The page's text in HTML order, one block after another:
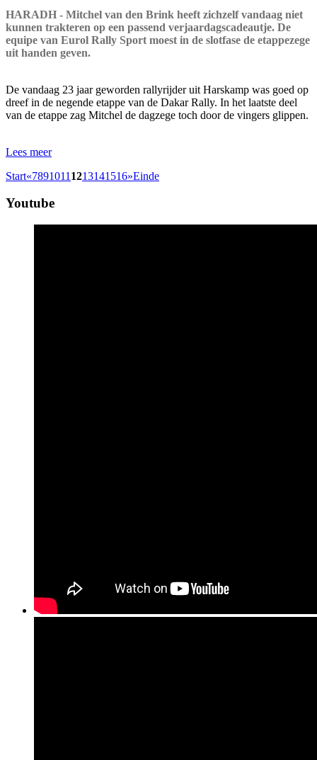
HARADH - Mitchel van den Brink heeft zichzelf vandaag niet
kunnen trakteren op een passend verjaardagscadeautje. De
equipe van Eurol Rally Sport moest in de slotfase de etappezege
uit handen geven.
De vandaag 23 jaar geworden rallyrijder uit Harskamp was goed op
dreef in de negende etappe van de Dakar Rally. In het laatste deel
van de etappe zag Mitchel de dagzege toch door de vingers glippen.
Lees meer
Start«7891011 1213141516»Einde
Youtube